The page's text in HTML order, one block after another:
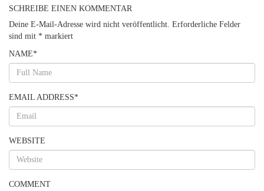
SCHREIBE EINEN KOMMENTAR
Deine E-Mail-Adresse wird nicht veröffentlicht. Erforderliche Felder
sind mit * markiert
NAME*
EMAIL ADDRESS*
WEBSITE
COMMENT